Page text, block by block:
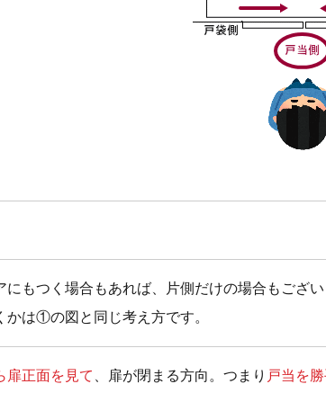
もつく場合もあれば、片側だけの場合もござ
かは①の図と同じ考え方です。
扉正面を見て 、扉が閉まる方向。つまり 戸当を